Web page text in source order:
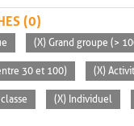
(0)
(X) Grand groupe (>
30 et 100) (X)
(X) Individuel